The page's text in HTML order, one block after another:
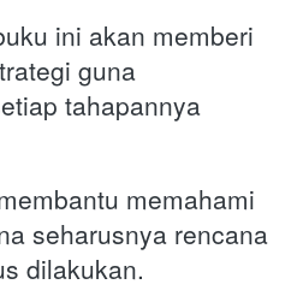
ini akan memberi
guna
tahapannya
memahami
seharusnya rencana
dilakukan.